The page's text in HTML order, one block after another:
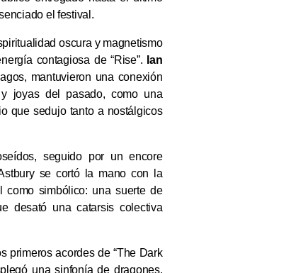
el festival.
oscura y magnetismo
contagiosa de “Rise”. Ian
mantuvieron una conexión
joyas del pasado, como una
que sedujo tanto a nostálgicos
seguido por un encore
se cortó la mano con la
como simbólico: una suerte de
desató una catarsis colectiva
primeros acordes de “The Dark
una sinfonía de dragones,